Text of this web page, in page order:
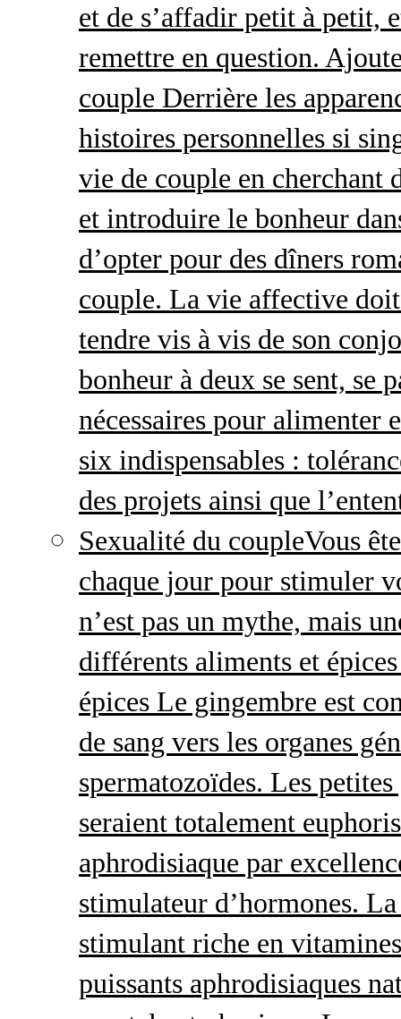
et de s’affadir petit à petit,
remettre en question.
couple Derrière les
histoires personnelles si
vie de couple en cherchant
et introduire le bonheur
d’opter pour des dîners
couple. La vie affective
tendre vis à vis de son
bonheur à deux se sent, se
nécessaires pour alimenter
six indispensables :
des projets ainsi que
Sexualité du coupleVous
chaque jour pour stimuler
n’est pas un mythe, mais
différents aliments et
épices Le gingembre est
de sang vers les organes
spermatozoïdes. Les
seraient totalement
aphrodisiaque par
stimulateur d’hormones.
stimulant riche en
puissants aphrodisiaques